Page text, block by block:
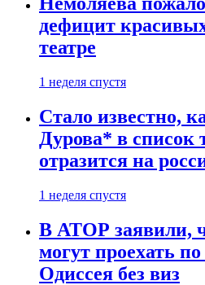
дефицит
театре
1 неделя спустя
Стало известно,
Дурова* в список
отразится на
1 неделя спустя
В АТОР заявили,
могут проехать
Одиссея без виз